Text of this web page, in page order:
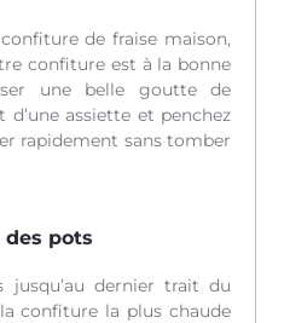
de fraise maison,
confiture est à la bonne
une belle goutte de
assiette et penchez
rapidement sans tomber
pots
jusqu’au dernier trait du
confiture la plus chaude